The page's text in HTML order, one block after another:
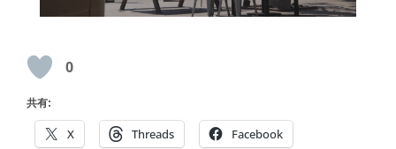
0
共有:
X Threads Facebook